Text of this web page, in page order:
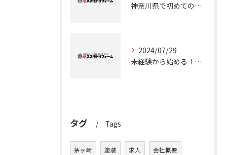
神奈川県で初めての外壁塗装に挑戦！成功のためのステップガイド
2024/07/29
未経験から始める！茅ヶ崎で塗装職人としてのキャリアアップ
タグ Tags
茅ヶ崎 塗装 求人 会社概要